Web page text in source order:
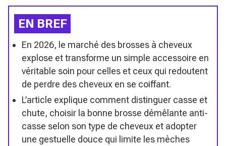
EN BREF
En 2026, le marché des brosses à cheveux
explose et transforme un simple accessoire en
véritable soin pour celles et ceux qui redoutent
de perdre des cheveux en se coiffant.
L’article explique comment distinguer casse et
chute, choisir la bonne brosse démêlante anti-
casse selon son type de cheveux et adopter
une gestuelle douce qui limite les mèches